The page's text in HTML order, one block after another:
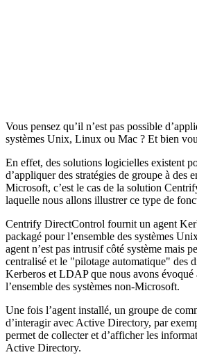
Vous pensez qu’il n’est pas possible
systèmes Unix, Linux ou Mac ? Et bien
En effet, des solutions logicielles existent
d’appliquer des stratégies de groupe à des
Microsoft, c’est le cas de la solution
laquelle nous allons illustrer ce type de
Centrify DirectControl fournit un agent
packagé pour l’ensemble des systèmes
agent n’est pas intrusif côté système mais
centralisé et le "pilotage automatique" des
Kerberos et LDAP que nous avons évoqué
l’ensemble des systèmes non-Microsoft.
Une fois l’agent installé, un groupe de
d’interagir avec Active Directory, par
permet de collecter et d’afficher les
Active Directory.